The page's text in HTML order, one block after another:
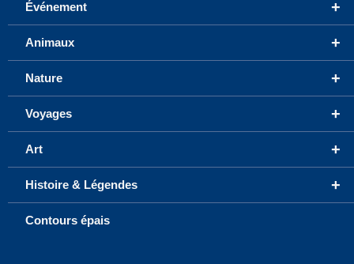
+
Événement
+
Animaux
+
Nature
+
Voyages
+
Art
+
Histoire & Légendes
Contours épais